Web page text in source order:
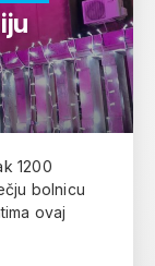
1200
bolnicu
ovaj